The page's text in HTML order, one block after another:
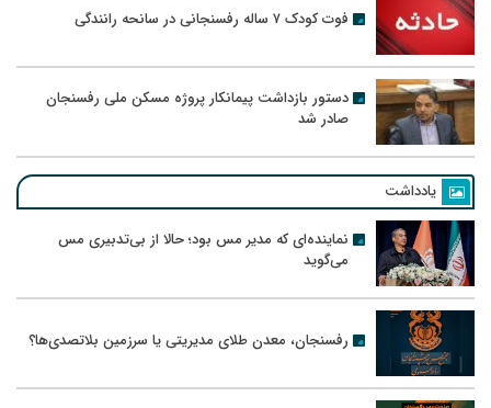
فوت کودک ۷ ساله رفسنجانی در سانحه رانندگی
دستور بازداشت پیمانکار پروژه مسکن ملی رفسنجان
صادر شد
یادداشت
نماینده‌ای که مدیر مس بود؛ حالا از بی‌تدبیری مس
می‌گوید
رفسنجان، معدن طلای مدیریتی یا سرزمین بلاتصدی‌ها؟